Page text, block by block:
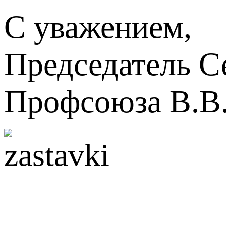
С уважением,
Председатель
Профсоюза